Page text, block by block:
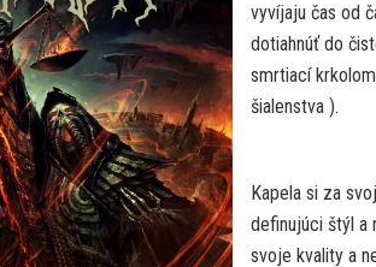
vyvíjaju čas od
dotiahnúť do
smrtiací
šialenstva ).
Kapela si za
definujúci štýl a
svoje kvality a